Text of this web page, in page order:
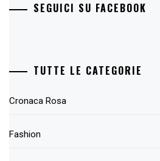
SEGUICI SU FACEBOOK
TUTTE LE CATEGORIE
Cronaca Rosa
Fashion